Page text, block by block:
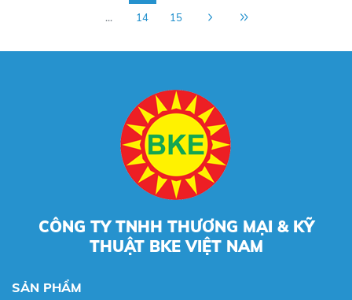
... 14 15
CÔNG TY TNHH THƯƠNG MẠI & KỸ
THUẬT BKE VIỆT NAM
SẢN PHẨM